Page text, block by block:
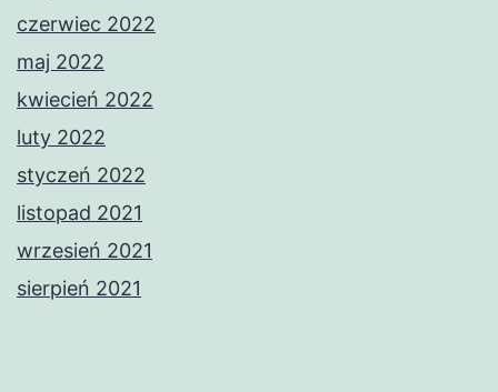
czerwiec 2022
maj 2022
kwiecień 2022
luty 2022
styczeń 2022
listopad 2021
wrzesień 2021
sierpień 2021